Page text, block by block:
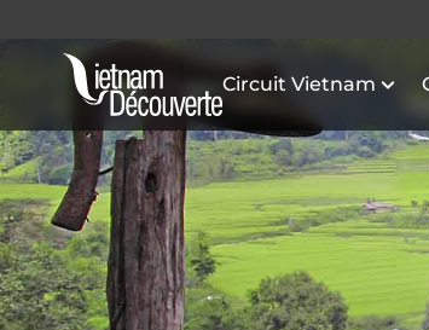
Circuit Vietnam